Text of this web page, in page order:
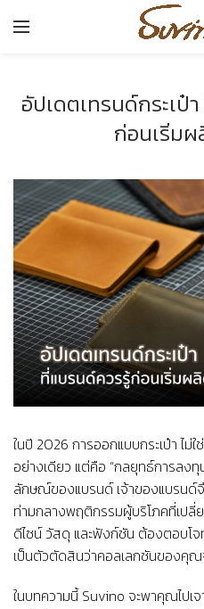
อัปเดตเทรนด์กระเป๋
ก่อนเริ่มผ
ในปี 2026 การออกแบบกระเป๋า ไม่
อย่างเดียว แต่คือ “กลยุทธ์การลง
ลักษณ์ของแบรนด์ เจ้าของแบรนด์
ท่ามกลางพฤติกรรมผู้บริโภคที่เปลี่ย
ดีไซน์ วัสดุ และฟังก์ชัน ต้องตอบโ
เป็นตัวตัดสินว่าคอลเลกชันของคุณจ
ในบทความนี้ Suvino จะพาคุณไปเ